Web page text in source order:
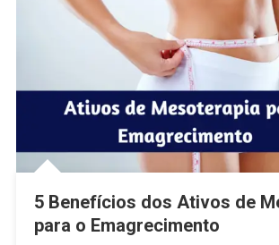
5 Benefícios dos Ativos de
para o Emagrecimento